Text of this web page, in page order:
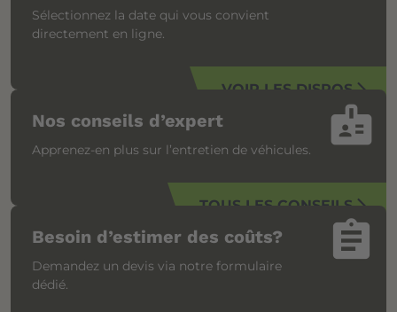
Sélectionnez la date qui vous convient
directement en ligne.
VOIR LES DISPOSarrow_forward_ios
badge
Nos conseils d’expert
Apprenez-en plus sur l’entretien de véhicules.
TOUS LES CONSEILSarrow_forward_ios
assignment
Besoin d’estimer des coûts?
Demandez un devis via notre formulaire
dédié.